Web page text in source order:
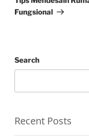
Fungsional
Search
Recent Posts